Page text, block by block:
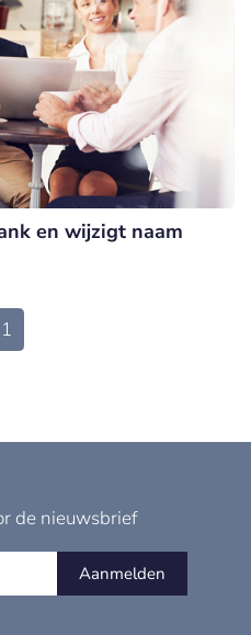
en wijzigt naam
1
de nieuwsbrief
Aanmelden